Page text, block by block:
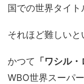
国での世界タイト
それほど難しいと
かつて 「ワシル
WBO世界スーパ